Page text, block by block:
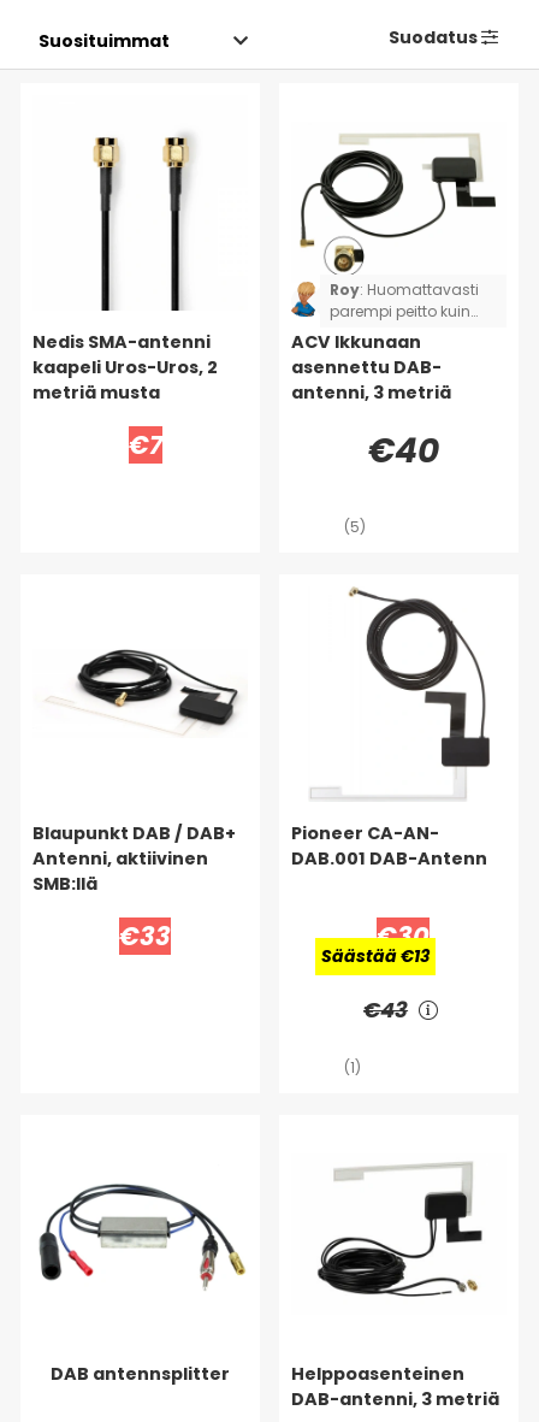
Suodatus
Nedis SMA-antenni
kaapeli Uros-Uros, 2
metriä musta
€7
Roy: Huomattavasti
parempi peitto kuin
vanhalla antennilla
passiivisena.
ACV Ikkunaan
asennettu DAB-
antenni, 3 metriä
€40
(5)
Blaupunkt DAB / DAB+
Antenni, aktiivinen
SMB:llä
€33
Pioneer CA-AN-
DAB.001 DAB-Antenn
€30
Säästää €13
€43
(1)
DAB antennsplitter
Helppoasenteinen
DAB-antenni, 3 metriä